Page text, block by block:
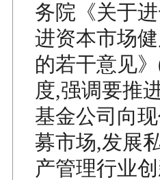
务院《关于
进资本市场
的若干意见
度,强调要推
基金公司向
募市场,发展
产管理行业